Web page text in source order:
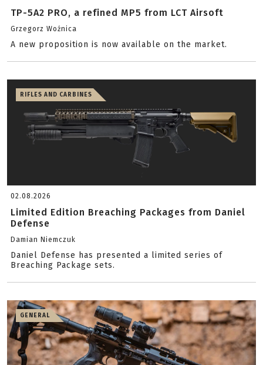
TP-5A2 PRO, a refined MP5 from LCT Airsoft
Grzegorz Woźnica
A new proposition is now available on the market.
RIFLES AND CARBINES
02.08.2026
Limited Edition Breaching Packages from Daniel
Defense
Damian Niemczuk
Daniel Defense has presented a limited series of
Breaching Package sets.
GENERAL